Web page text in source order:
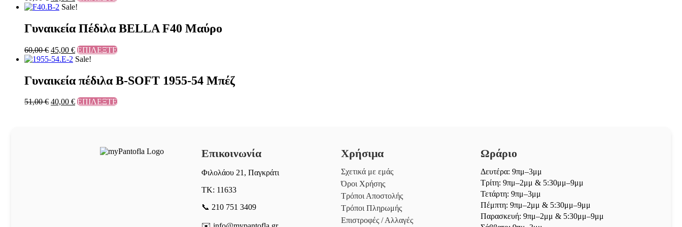
Sale!
Γυναικεία Πέδιλα BELLA F40 Μαύρο
60,00€ 45,00 € ΕΠΙΛΕΞΤΕ
Sale!
Γυναικεία πέδιλα B-SOFT 1955-54 Μπέζ
51,00€ 40,00 € ΕΠΙΛΕΞΤΕ
Επικοινωνία
Φιλολάου 21, Παγκράτι
ΤΚ: 11633
📞 210 751 3409
Χρήσιμα
Σχετικά με εμάς
Όροι Χρήσης
Τρόποι Αποστολής
Τρόποι Πληρωμής
Επιστροφές / Αλλαγές
Ωράριο
Δευτέρα: 9πμ–3μμ
Τρίτη: 9πμ–2μμ & 5:30μμ–9μμ
Τετάρτη: 9πμ–3μμ
Πέμπτη: 9πμ–2μμ & 5:30μμ–9μμ
Παρασκευή: 9πμ–2μμ & 5:30μμ–9μμ